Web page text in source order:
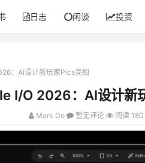
日志 闲谈 投资
：AI设计新玩家Pics亮相
I/O 2026：AI设计新
Mark Do 暂无评论 阅读 180